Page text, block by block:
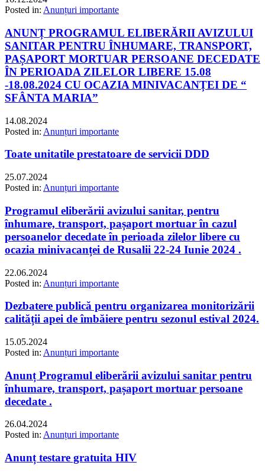
Posted in: Anunțuri importante
ANUNȚ PROGRAMUL ELIBERĂRII AVIZULUI
SANITAR PENTRU ÎNHUMARE, TRANSPORT,
PAȘAPORT MORTUAR PERSOANE DECEDATE
ÎN PERIOADA ZILELOR LIBERE 15.08
-18.08.2024 CU OCAZIA MINIVACANȚEI DE “
SFÂNTA MARIA”
14.08.2024
Posted in: Anunțuri importante
Toate unitatile prestatoare de servicii DDD
25.07.2024
Posted in: Anunțuri importante
Programul eliberării avizului sanitar, pentru
înhumare, transport, pașaport mortuar în cazul
persoanelor decedate în perioada zilelor libere cu
ocazia minivacanței de Rusalii 22-24 Iunie 2024 .
22.06.2024
Posted in: Anunțuri importante
Dezbatere publică pentru organizarea monitorizării
calității apei de îmbăiere pentru sezonul estival 2024.
15.05.2024
Posted in: Anunțuri importante
Anunț Programul eliberării avizului sanitar pentru
înhumare, transport, pașaport mortuar persoane
decedate .
26.04.2024
Posted in: Anunțuri importante
Anunț testare gratuita HIV